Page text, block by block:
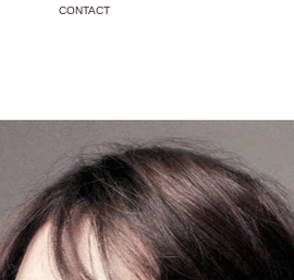
CONTACT